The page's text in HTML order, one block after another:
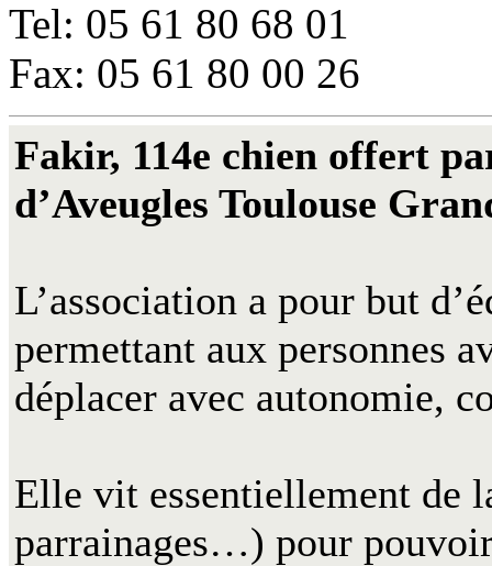
Tel: 05 61 80 68 01
Fax: 05 61 80 00 26
Fakir, 114e chien offert
d’Aveugles Toulouse
L’association a pour but
permettant aux personnes
déplacer avec autonomie,
Elle vit essentiellement de
parrainages…) pour